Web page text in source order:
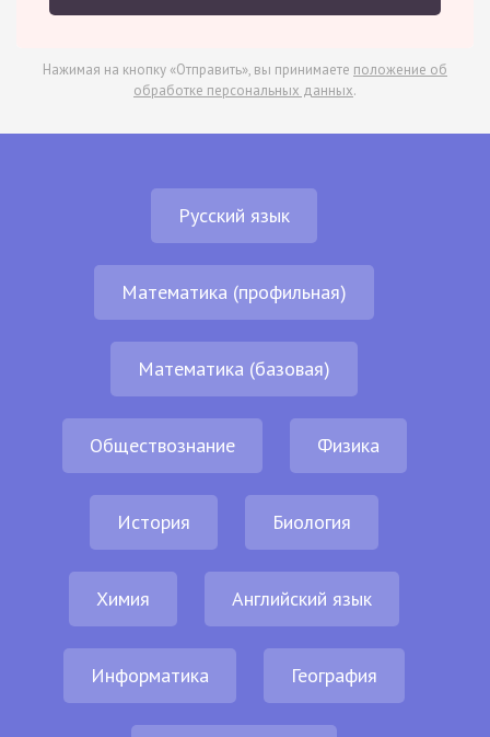
Нажимая на кнопку «Отправить», вы принимаете положение об
обработке персональных данных.
Русский язык
Математика (профильная)
Математика (базовая)
Обществознание Физика
История Биология
Химия Английский язык
Информатика География